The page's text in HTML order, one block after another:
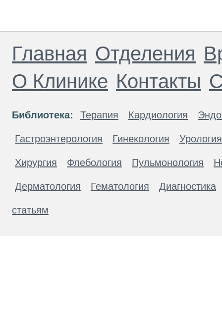
Главная Отделения
О Клинике Контакты
Библиотека: Терапия Кардиология
Гастроэнтерология Гинекология Урология
Хирургия Флебология Пульмонология
Дерматология Гематология Диагностика
статьям